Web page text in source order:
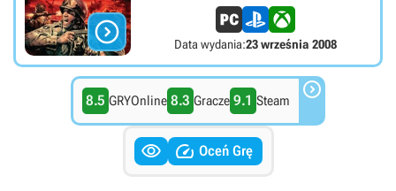
 Data wydania:23 września 2008
8.5 GRYOnline 8.3 Gracze 9.1 Steam 
  Oceń Grę